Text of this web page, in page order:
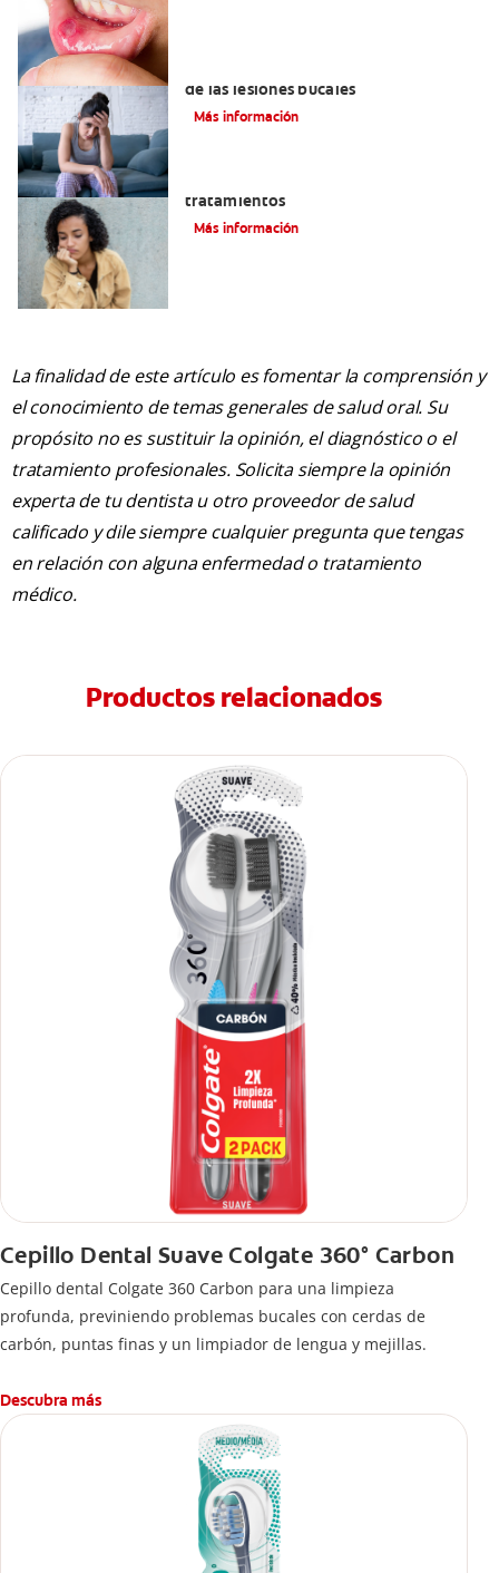
de las lesiones bucales
Más información
tratamientos
Más información
La finalidad de este artículo es fomentar la comprensión y
el conocimiento de temas generales de salud oral. Su
propósito no es sustituir la opinión, el diagnóstico o el
tratamiento profesionales. Solicita siempre la opinión
experta de tu dentista u otro proveedor de salud
calificado y dile siempre cualquier pregunta que tengas
en relación con alguna enfermedad o tratamiento
médico.
Productos relacionados
Cepillo Dental Suave Colgate 360° Carbon
Cepillo dental Colgate 360 ​​Carbon para una limpieza
profunda, previniendo problemas bucales con cerdas de
carbón, puntas finas y un limpiador de lengua y mejillas.
Descubra más